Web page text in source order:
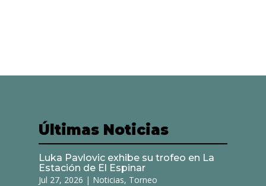
Últimas Noticias
Luka Pavlovic exhibe su trofeo en La
Estación de El Espinar
Jul 27, 2026 | Noticias, Torneo